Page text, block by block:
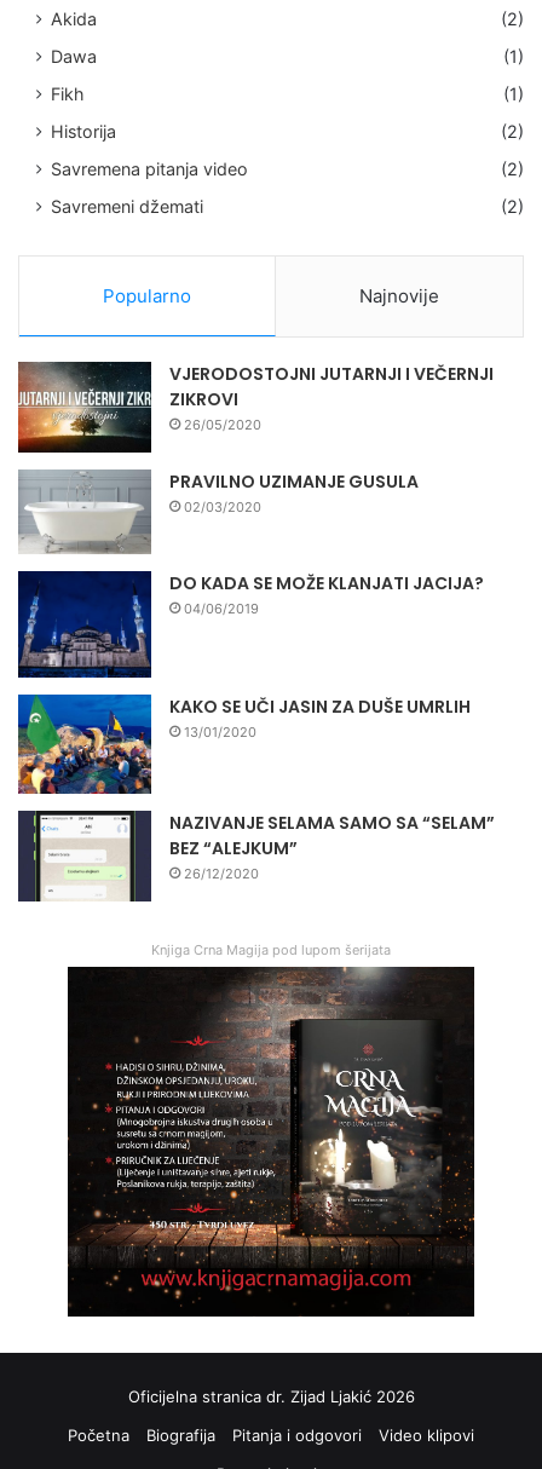
Akida
(2)
Dawa
(1)
Fikh
(1)
Historija
(2)
Savremena pitanja video
(2)
Savremeni džemati
(2)
Popularno Najnovije
VJERODOSTOJNI JUTARNJI I VEČERNJI
ZIKROVI
26/05/2020
PRAVILNO UZIMANJE GUSULA
02/03/2020
DO KADA SE MOŽE KLANJATI JACIJA?
04/06/2019
KAKO SE UČI JASIN ZA DUŠE UMRLIH
13/01/2020
NAZIVANJE SELAMA SAMO SA “SELAM”
BEZ “ALEJKUM”
26/12/2020
Knjiga Crna Magija pod lupom šerijata
Oficijelna stranica dr. Zijad Ljakić 2026
Početna
Biografija Pitanja i odgovori
Video klipovi